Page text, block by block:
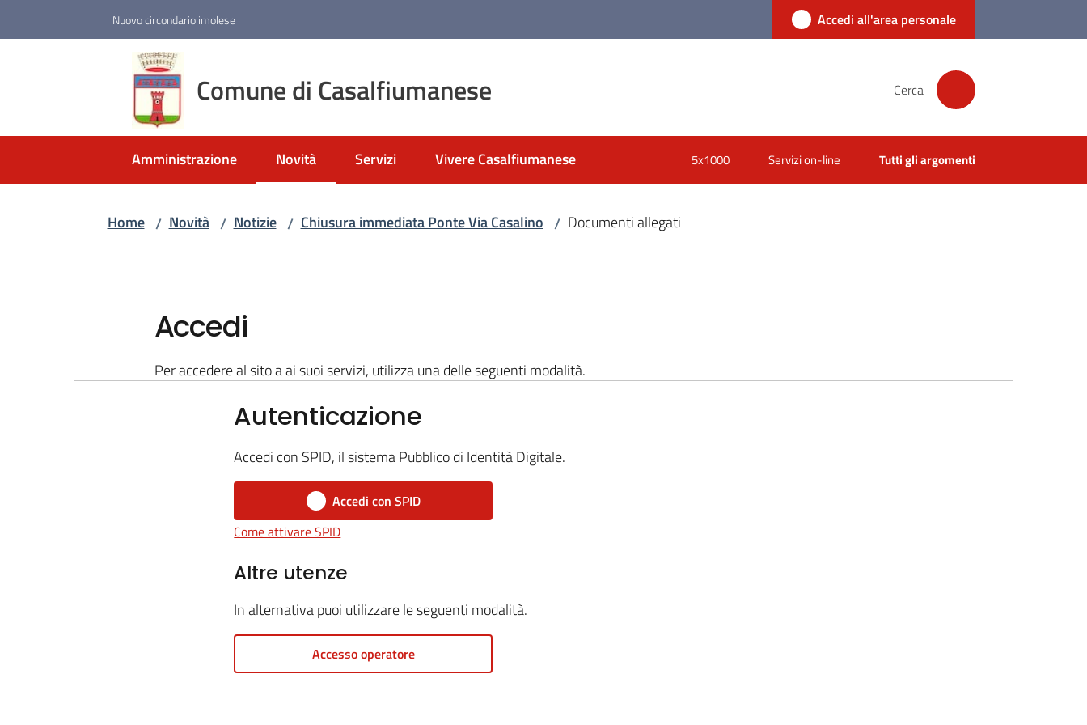
Nuovo circondario imolese Accedi all'area personale
Comune di Casalfiumanese Cerca
Amministrazione Novità
Menu selezionato
Servizi Vivere Casalfiumanese 5x1000 Servizi on-line Tutti gli argomenti
Home / Novità / Notizie / Chiusura immediata Ponte Via Casalino / Documenti allegati
Accedi
Per accedere al sito a ai suoi servizi, utilizza una delle seguenti modalità.
Autenticazione
Accedi con SPID, il sistema Pubblico di Identità Digitale.
Accedi con SPID
Come attivare SPID
Altre utenze
In alternativa puoi utilizzare le seguenti modalità.
Accesso operatore